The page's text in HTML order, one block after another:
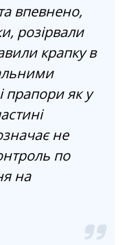
впевнено,
розірвали
крапку в
як у
не
по
на